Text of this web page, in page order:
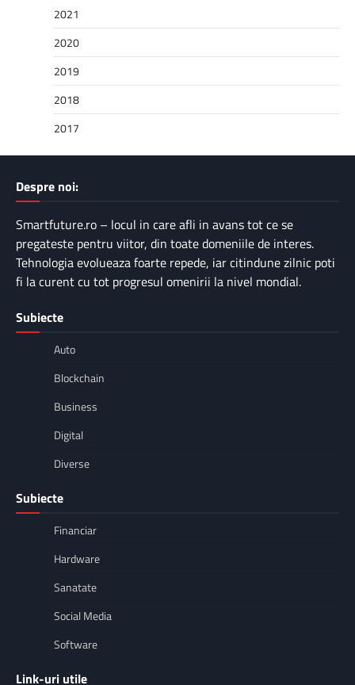
2021
2020
2019
2018
2017
Despre noi:
Smartfuture.ro – locul in care afli in avans tot ce se
pregateste pentru viitor, din toate domeniile de interes.
Tehnologia evolueaza foarte repede, iar citindune zilnic poti
fi la curent cu tot progresul omenirii la nivel mondial.
Subiecte
Auto
Blockchain
Business
Digital
Diverse
Subiecte
Financiar
Hardware
Sanatate
Social Media
Software
Link-uri utile